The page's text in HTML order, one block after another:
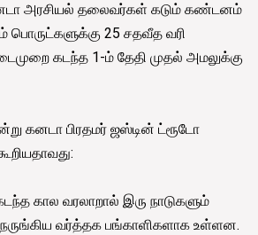
அரசியல் தலைவர்கள் கடும் கண்டனம்
பொருட்களுக்கு 25 சதவீத வரி
கடந்த 1-ம் தேதி முதல் அமலுக்கு
கனடா பிரதமர் ஜஸ்டின் ட்ரூடோ
கால வரலாறால் இரு நாடுகளும்
வர்த்தக பங்காளிகளாக உள்ளன.